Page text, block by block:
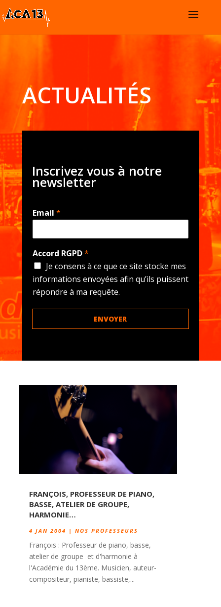
ACTUALITÉS
Inscrivez vous à notre
newsletter
Email *
Accord RGPD*
Je consens à ce que ce site stocke mes
informations envoyées afin qu’ils puissent
répondre à ma requête.
ENVOYER
FRANÇOIS, PROFESSEUR DE PIANO,
BASSE, ATELIER DE GROUPE,
HARMONIE…
4 JAN 2004 | NOS PROFESSEURS
François : Professeur de piano, basse,
atelier de groupe et d'harmonie à
l'Académie du 13ème. Musicien, auteur-
compositeur, pianiste, bassiste,...